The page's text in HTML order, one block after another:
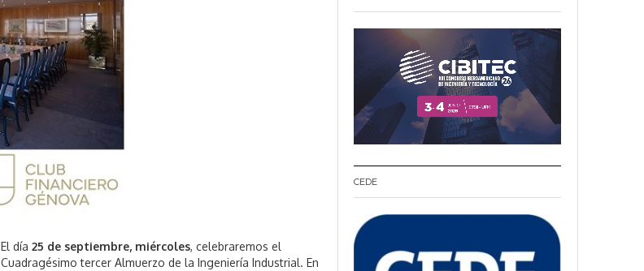
El día25 de septiembre, miércoles, celebraremos el
Cuadragésimo tercer Almuerzo de la Ingeniería Industrial. En
CEDE